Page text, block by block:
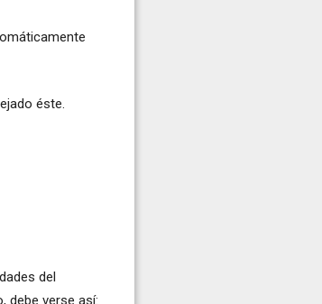
éste.
del
debe verse así: